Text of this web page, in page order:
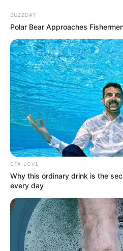
como fazer vassoura
18.079.935/0001-70
BUZZDAY
Polar Bear Approaches
CTA LOVE
Why this ordinary drink is the
every day